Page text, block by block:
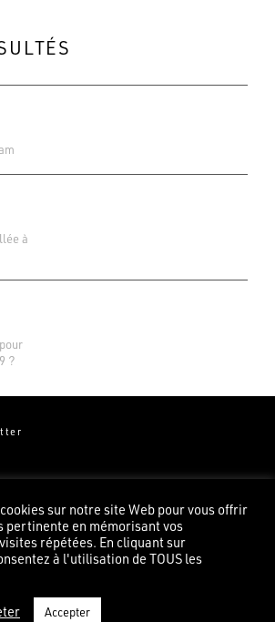
à
?
Basé sur 138 avis
sur notre site Web pour vous offrir
pertinente en mémorisant vos
répétées. En cliquant sur
à l'utilisation de TOUS les
Accepter